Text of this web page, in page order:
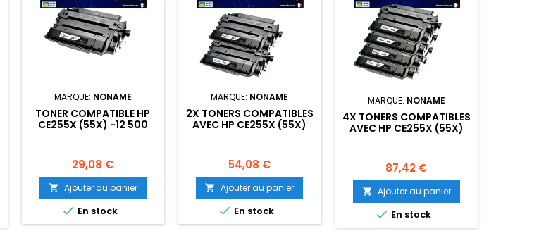
MARQUE: NONAME
TONER COMPATIBLE HP
CE255X (55X) -12 500
Prix
29,08 €
 Ajouter au panier
 En stock
MARQUE: NONAME
2X TONERS COMPATIBLES
AVEC HP CE255X (55X)
Prix
54,08 €
 Ajouter au panier
 En stock
MARQUE: NONAME
4X TONERS COMPATIBLES
AVEC HP CE255X (55X)
Prix
87,42 €
 Ajouter au panier
 En stock